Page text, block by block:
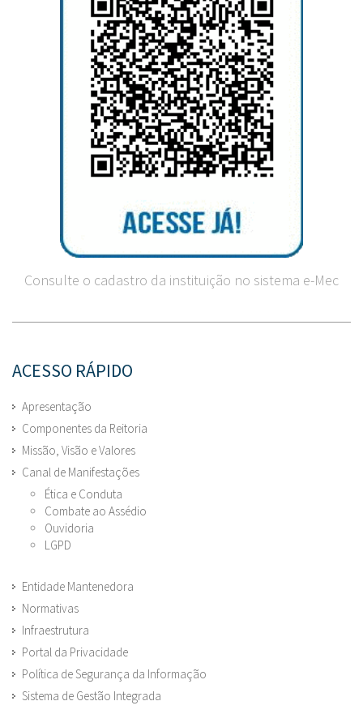
Consulte o cadastro da instituição no sistema e-Mec
ACESSO RÁPIDO
Apresentação
Componentes da Reitoria
Missão, Visão e Valores
Canal de Manifestações
Ética e Conduta
Combate ao Assédio
Ouvidoria
LGPD
Entidade Mantenedora
Normativas
Infraestrutura
Portal da Privacidade
Política de Segurança da Informação
Sistema de Gestão Integrada